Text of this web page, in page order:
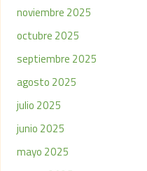
noviembre 2025
octubre 2025
septiembre 2025
agosto 2025
julio 2025
junio 2025
mayo 2025